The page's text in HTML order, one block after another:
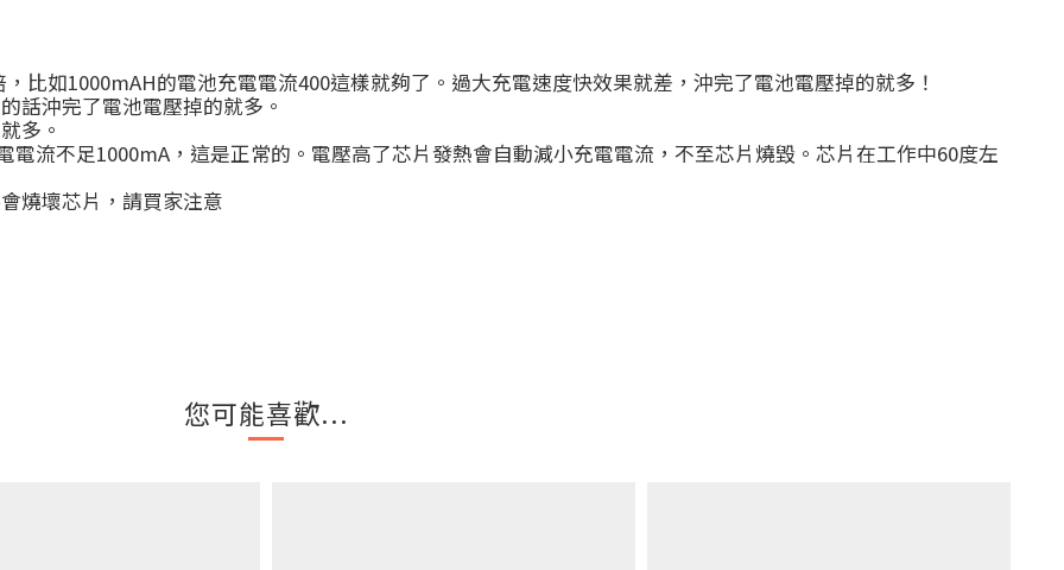
比如1000mAH的電池充電電流400這樣就夠了。過大充電速度快效果就差，沖完了電池電壓掉的就多！
話沖完了電池電壓掉的就多。
多。
電流不足1000mA，這是正常的。電壓高了芯片發熱會自動減小充電電流，不至芯片燒毀。芯片在工作中60度左
燒壞芯片，請買家注意
您可能喜歡...